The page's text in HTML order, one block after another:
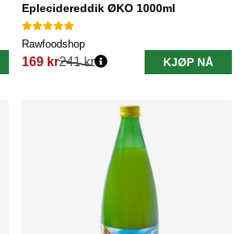
Eplecidereddik ØKO 1000ml
Rawfoodshop
169 kr
Vanlig pris:
241 kr KJØP NÅ